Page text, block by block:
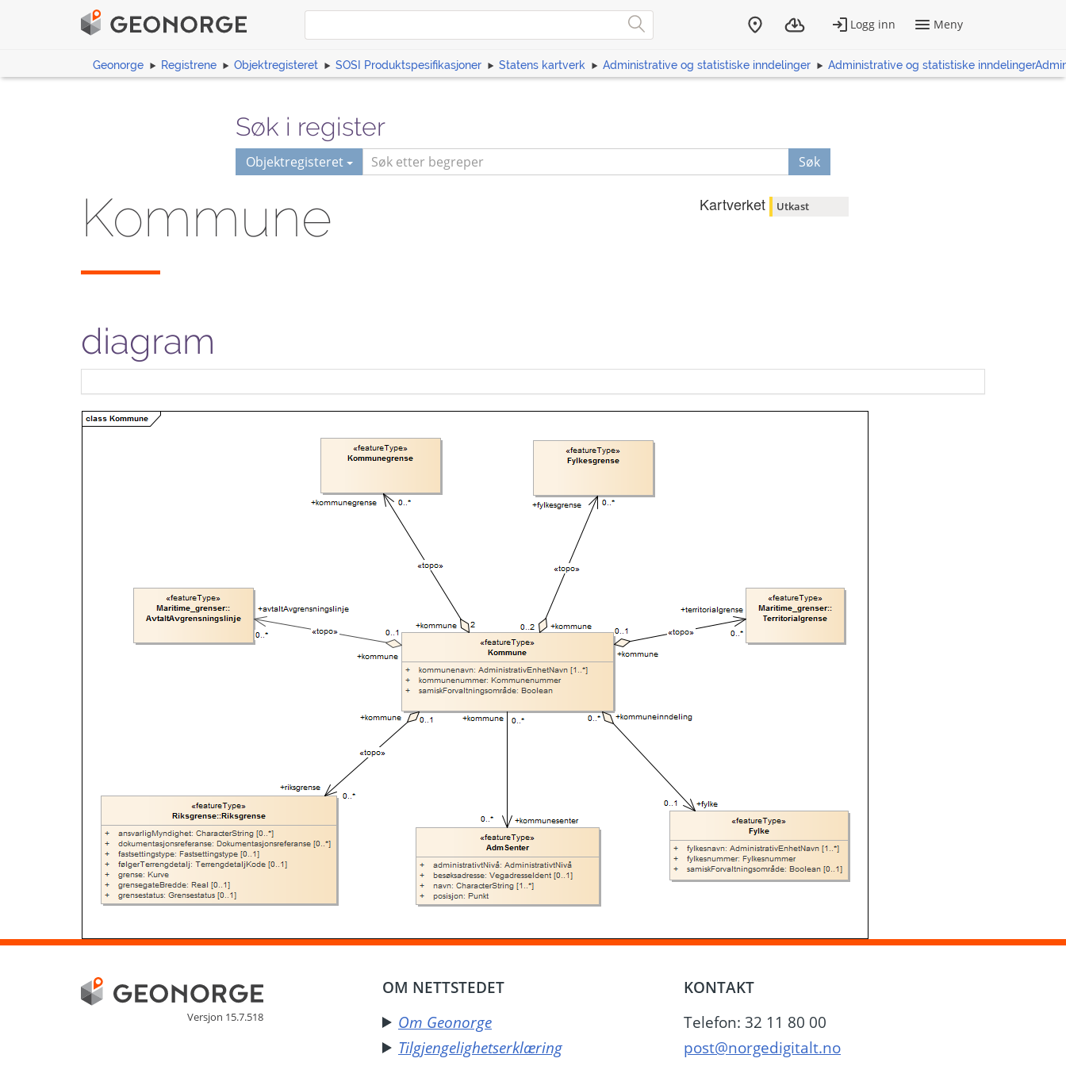
Geonorge Registrene Objektregisteret SOSI Produktspesifikasjoner Statens kartverk Administrative og statistiske inndelinger Administrative og statistiske
Søk i register
Objektregisteret Søk
Kommune
diagram
Kartverket Utkast